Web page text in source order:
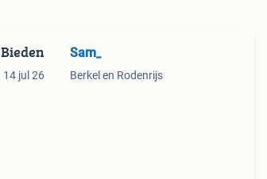
Bieden
14 jul 26
Sam_
Berkel en Rodenrijs